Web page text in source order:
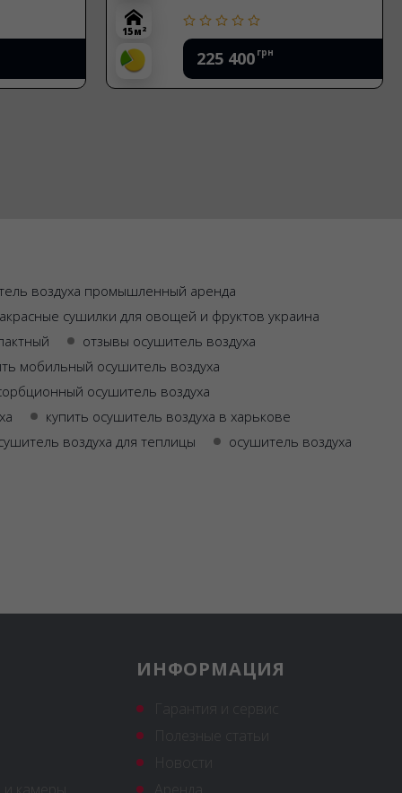
225 400 грн
15 м 2
воздуха промышленный аренда
сушилки для овощей и фруктов украина
отзывы осушитель воздуха
мобильный осушитель воздуха
осушитель воздуха
купить осушитель воздуха в харькове
воздуха для теплицы
осушитель воздуха
ИНФОРМАЦИЯ